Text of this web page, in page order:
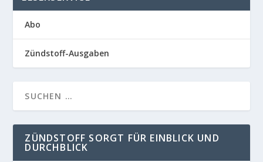
Abo
Zündstoff-Ausgaben
ZÜNDSTOFF SORGT FÜR EINBLICK UND
DURCHBLICK